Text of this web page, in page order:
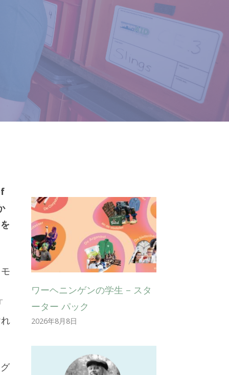
ワーヘニンゲンの学生 – スタ
ーター パック
2026年8月8日